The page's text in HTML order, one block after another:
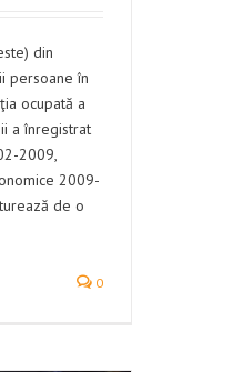
din
persoane în
ocupată a
a înregistrat
2009,
2009-
de o
0